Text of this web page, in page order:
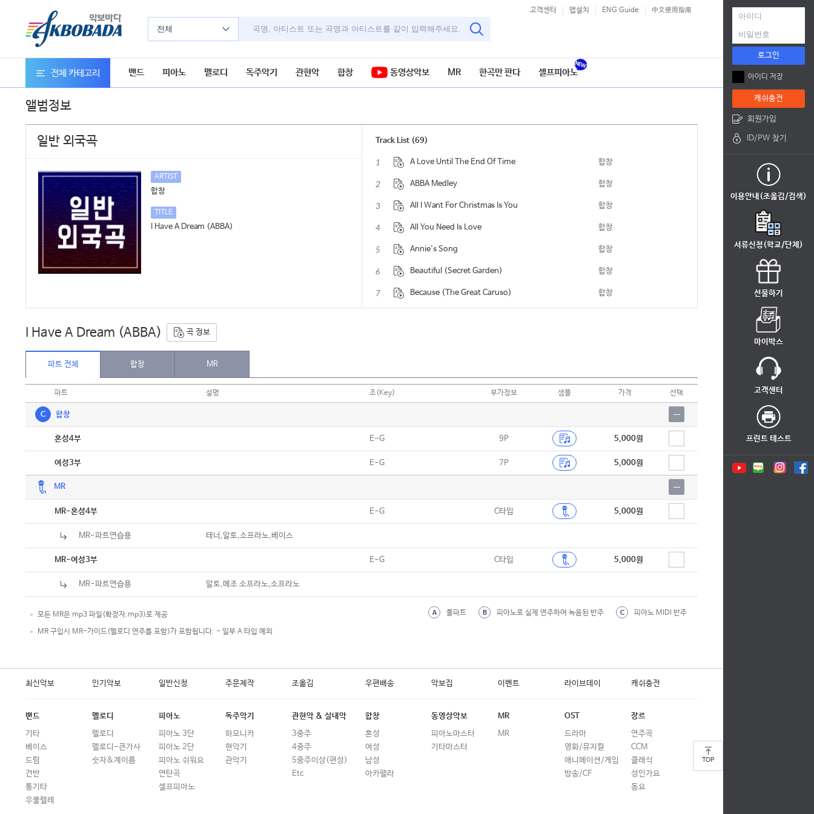
전체
고객센터 앱설치 ENG Guide 中文使用指南
전체 카테고리 밴드 피아노 멜로디 독주악기 관현악 합창 동영상악보 MR 한곡만 판다 셀프피아노
앨범정보
일반 외국곡
ARTIST
합창
TITLE
I Have A Dream (ABBA)
Track List (69)
1 A Love Until The End Of Time 합창
2 ABBA Medley 합창
3 All I Want For Christmas Is You 합창
4 All You Need Is Love 합창
5 Annie's Song 합창
6 Beautiful (Secret Garden) 합창
7 Because (The Great Caruso) 합창
11 Come On Over (All I Want Is You) 합창
12 Dancing Queen 합창
15
17 Have Yourself A Merry Little Christmas
19
21 How Deep Is Your Love 합창
I Dreamt I Dwelt In Marble Halls
25 I Will Be There(The Jackson 5) 합창
27 IL MONDO (유채훈 팬텀싱어 Ver.)
28 Il Libro Dell 'Amore 합창
29
I Have A Dream (ABBA) 곡 정보
파트 전체 합창 MR
파트 설명 조(Key) 부가정보 샘플 가격 선택
C 합창
혼성4부 E-G 9P 5,000원
여성3부 E-G 7P 5,000원
MR
MR-혼성4부 E-G C타입 5,000원
MR-파트연습용 테너,알토,소프라노,베이스
MR-여성3부 E-G C타입 5,000원
MR-파트연습용 알토,메조 소프라노,소프라노
모든 MR은 mp3 파일(확장자.mp3)로 제공
MR 구입시 MR-가이드(멜로디 연주를 포함)가 포함됩니다. - 일부 A 타입 예외
A 풀파트 B 피아노로 실제 연주하여 녹음된 반주 C 피아노 MIDI 반주
최신악보 인기악보 일반신청 주문제작 조옮김 우편배송 악보집 이벤트 라이브데이 캐쉬충전
밴드
기타
베이스
드럼
건반
통기타
우쿨렐레
멜로디
멜로디
멜로디-큰가사
숫자&계이름
피아노
피아노 3단
피아노 2단
피아노 쉬워요
연탄곡
셀프피아노
독주악기
하모니카
현악기
관악기
관현악 & 실내악
3중주
4중주
5중주이상(편성)
Etc
합창
혼성
여성
남성
아카펠라
동영상악보
피아노마스터
기타마스터
MR
MR
OST
드라마
영화/뮤지컬
애니메이션/게임
방송/CF
장르
연주곡
CCM
클래식
성인가요
동요
로그인
아이디 저장
캐쉬충전
회원가입
ID/PW 찾기
이용안내(조옮김/검색)
서류신청(학교/단체)
선물하기
마이박스
고객센터
프린트 테스트
TOP